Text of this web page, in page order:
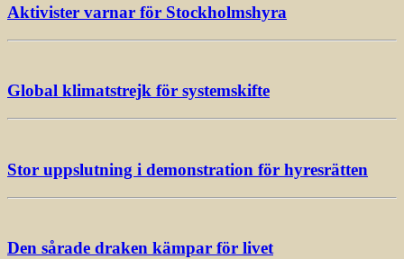
Aktivister varnar för Stockholmshyra
Global klimatstrejk för systemskifte
Stor uppslutning i demonstration för hyresrätten
Den sårade draken kämpar för livet